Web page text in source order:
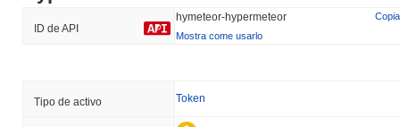
ID de API
hymeteor-hypermeteor
Copia
Mostra come usarlo
Tipo de activo Token